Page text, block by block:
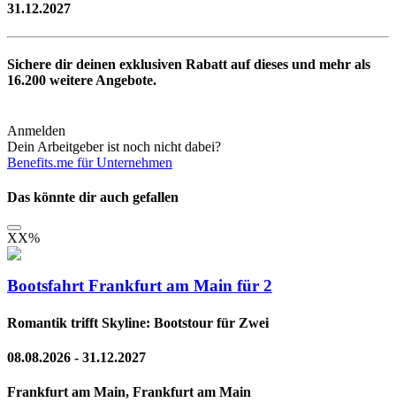
31.12.2027
Sichere dir deinen exklusiven Rabatt auf dieses und mehr als
16.200 weitere Angebote.
Anmelden
Dein Arbeitgeber ist noch nicht dabei?
Benefits.me für Unternehmen
Das könnte dir auch gefallen
XX%
Bootsfahrt Frankfurt am Main für 2
Romantik trifft Skyline: Bootstour für Zwei
08.08.2026 - 31.12.2027
Frankfurt am Main, Frankfurt am Main